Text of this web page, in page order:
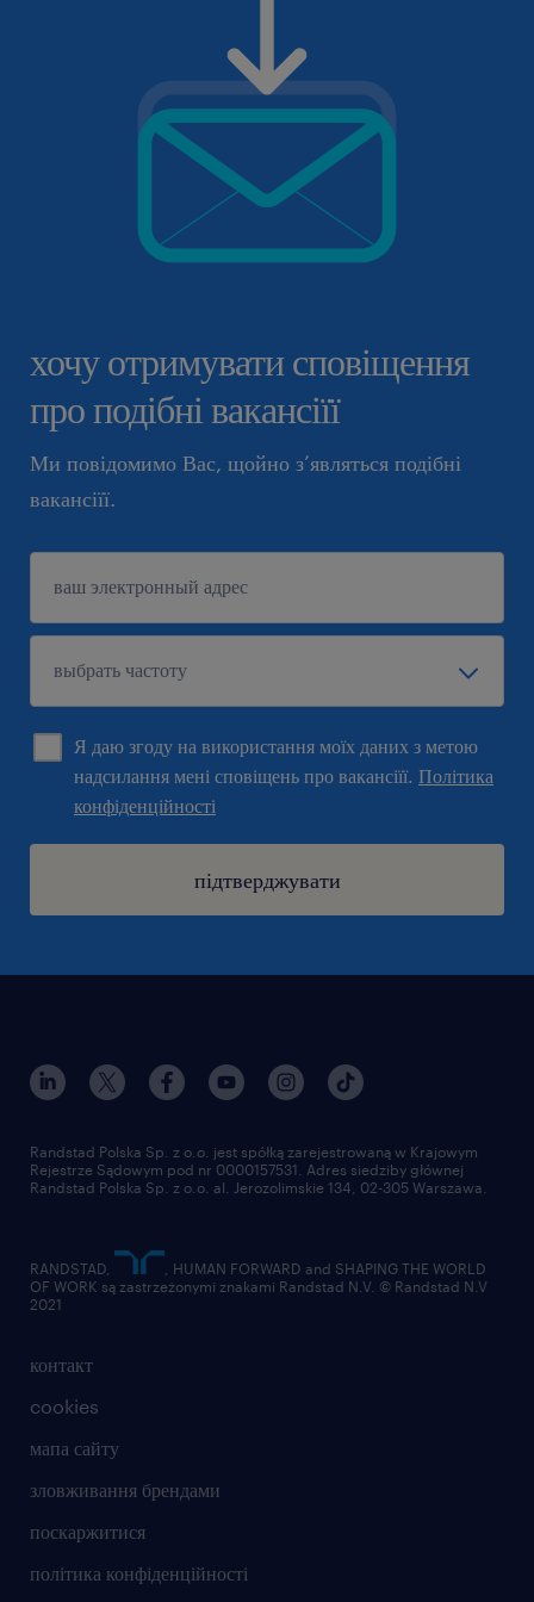
хочу отримувати сповіщення
про подібні вакансіїї
Ми повідомимо Вас, щойно з’являться подібні
вакансіїї.
Я даю згоду на використання моїх даних з метою
надсилання мені сповіщень про вакансіїї. Політика
конфіденційності
підтверджувати
контакт
cookies
мапа сайту
зловживання брендами
поскаржитися
політика конфіденційності
Randstad Polska Sp. z o.o. jest spółką zarejestrowaną w Krajowym
Rejestrze Sądowym pod nr 0000157531. Adres siedziby głównej
Randstad Polska Sp. z o.o. al. Jerozolimskie 134, 02-305 Warszawa.
RANDSTAD,
, HUMAN FORWARD and SHAPING THE WORLD
OF WORK są zastrzeżonymi znakami Randstad N.V. © Randstad N.V
2021